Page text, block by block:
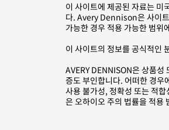
이 사이트에 제공된 자료는
다. Avery Dennison은 사이트
가능한 경우 적용 가능한 범위
이 사이트의 정보를 공식적인
AVERY DENNISON은 상품성
증도 부인합니다. 어떠한 경우
사용 불가성, 정확성 또는 적
은 오하이오 주의 법률을 적용